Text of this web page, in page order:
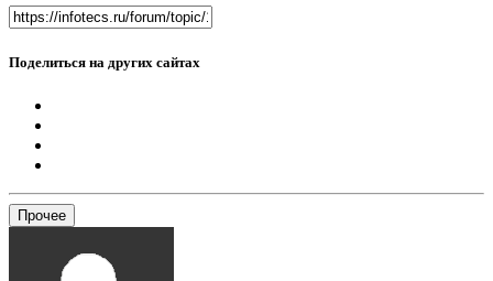
Поделиться на других сайтах
Прочее